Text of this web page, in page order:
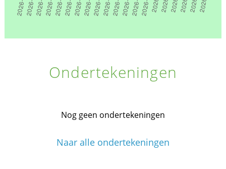
Ondertekeningen
Nog geen ondertekeningen
Naar alle ondertekeningen